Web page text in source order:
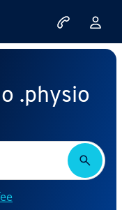
.physio